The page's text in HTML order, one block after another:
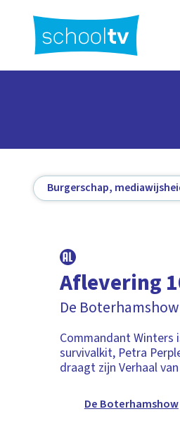
hoofdinhoud
Burgerschap,
Aflevering
De Boterhamshow
Commandant
survivalkit, Petra
draagt zijn Verhaal
De Boterhamshow